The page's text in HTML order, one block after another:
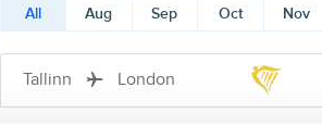
All Aug Sep Oct Nov
Tallinn London